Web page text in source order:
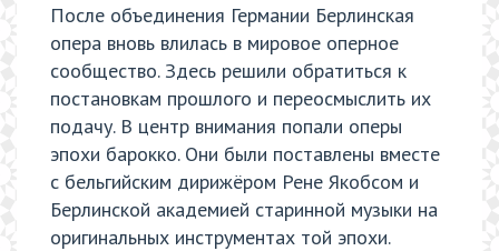
После объединения Германии Берлинская
опера вновь влилась в мировое оперное
сообщество. Здесь решили обратиться к
постановкам прошлого и переосмыслить их
подачу. В центр внимания попали оперы
эпохи барокко. Они были поставлены вместе
с бельгийским дирижёром Рене Якобсом и
Берлинской академией старинной музыки на
оригинальных инструментах той эпохи.